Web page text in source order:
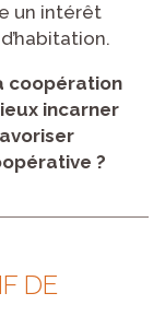
un intérêt
coopération
incarner
?
DE